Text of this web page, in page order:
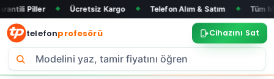
◆ Ücretsiz Kargo ◆ Telefon Alım & Satım ◆ Tüm Marka ve
telefonprofesörü Cihazını Sat